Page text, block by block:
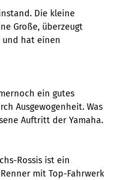
Die kleine
Große, überzeugt
hat einen
ein gutes
Ausgewogenheit. Was
Auftritt der Yamaha.
Rossis ist ein
mit Top-Fahrwerk